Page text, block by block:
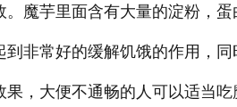
魔芋里面含有大量的淀粉，蛋
非常好的缓解饥饿的作用，同
，大便不通畅的人可以适当吃